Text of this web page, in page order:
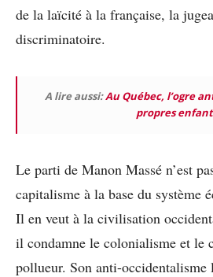
de la laïcité à la française, la
discriminatoire.
A lire aussi:Au Québec, l’ogre
propres
Le parti de Manon Massé n’est
capitalisme à la base du système
Il en veut à la civilisation
il condamne le colonialisme et le
pollueur. Son anti-occidentalisme